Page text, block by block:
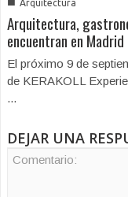
Arquitectura
Arquitectura,
encuentran en Madrid
El próximo 9 de
de KERAKOLL
...
DEJAR UNA